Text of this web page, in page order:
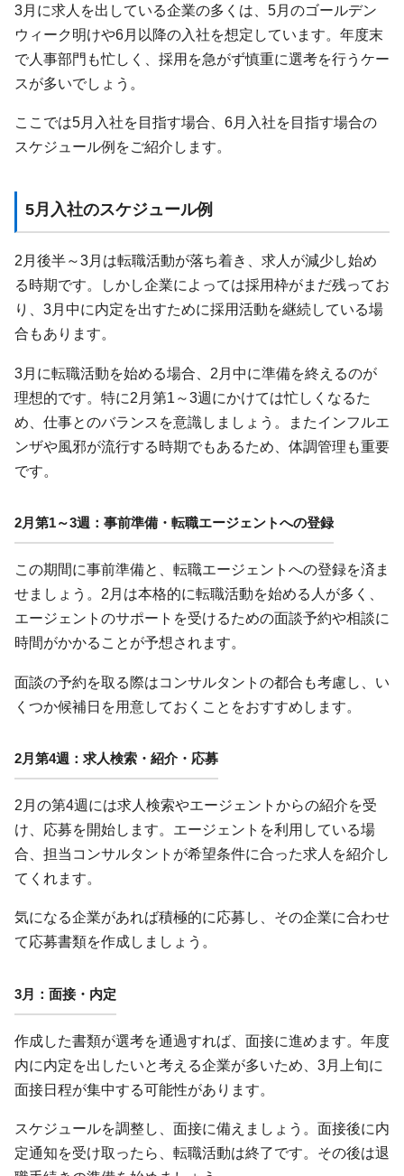
3月に求人を出している企業の多くは、5月のゴールデン
ウィーク明けや6月以降の入社を想定しています。年度末
で人事部門も忙しく、採用を急がず慎重に選考を行うケー
スが多いでしょう。
ここでは5月入社を目指す場合、6月入社を目指す場合の
スケジュール例をご紹介します。
5月入社のスケジュール例
2月後半～3月は転職活動が落ち着き、求人が減少し始め
る時期です。しかし企業によっては採用枠がまだ残ってお
り、3月中に内定を出すために採用活動を継続している場
合もあります。
3月に転職活動を始める場合、2月中に準備を終えるのが
理想的です。特に2月第1～3週にかけては忙しくなるた
め、仕事とのバランスを意識しましょう。またインフルエ
ンザや風邪が流行する時期でもあるため、体調管理も重要
です。
2月第1～3週：事前準備・転職エージェントへの登録
この期間に事前準備と、転職エージェントへの登録を済ま
せましょう。2月は本格的に転職活動を始める人が多く、
エージェントのサポートを受けるための面談予約や相談に
時間がかかることが予想されます。
面談の予約を取る際はコンサルタントの都合も考慮し、い
くつか候補日を用意しておくことをおすすめします。
2月第4週：求人検索・紹介・応募
2月の第4週には求人検索やエージェントからの紹介を受
け、応募を開始します。エージェントを利用している場
合、担当コンサルタントが希望条件に合った求人を紹介し
てくれます。
気になる企業があれば積極的に応募し、その企業に合わせ
て応募書類を作成しましょう。
3月：面接・内定
作成した書類が選考を通過すれば、面接に進めます。年度
内に内定を出したいと考える企業が多いため、3月上旬に
面接日程が集中する可能性があります。
スケジュールを調整し、面接に備えましょう。面接後に内
定通知を受け取ったら、転職活動は終了です。その後は退